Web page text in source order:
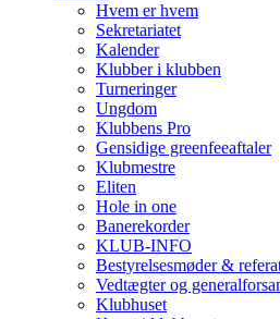
Hvem er hvem
Sekretariatet
Kalender
Klubber i klubben
Turneringer
Ungdom
Klubbens Pro
Gensidige greenfeeaftaler
Klubmestre
Eliten
Hole in one
Banerekorder
KLUB-INFO
Bestyrelsesmøder &
Vedtægter og
Klubhuset